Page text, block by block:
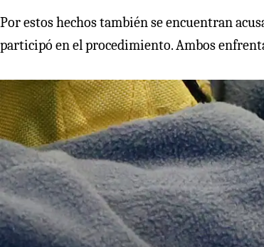
Por estos hechos también se encuentran
participó en el procedimiento. Ambos